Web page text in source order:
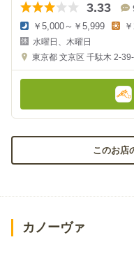
3.33
夜
の
金
￥5,000～￥5,999
金
水曜日、木曜日
東京都 文京区 千駄木 2-
このお店
カノーヴァ